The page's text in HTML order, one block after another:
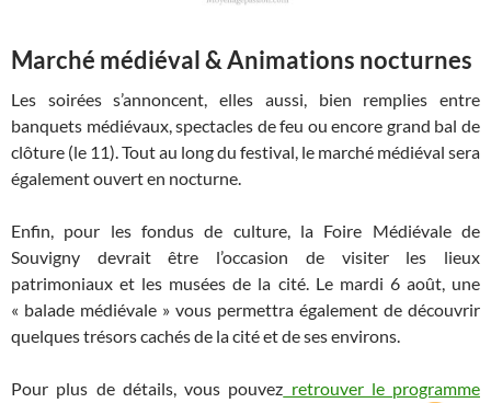
Marché médiéval & Animations nocturnes
Les soirées s’annoncent, elles aussi, bien remplies entre
banquets médiévaux, spectacles de feu ou encore grand bal de
clôture (le 11). Tout au long du festival, le marché médiéval sera
également ouvert en nocturne.
Enfin, pour les fondus de culture, la Foire Médiévale de
Souvigny devrait être l’occasion de visiter les lieux
patrimoniaux et les musées de la cité. Le mardi 6 août, une
« balade médiévale » vous permettra également de découvrir
quelques trésors cachés de la cité et de ses environs.
Pour plus de détails, vous pouvez retrouver le programme